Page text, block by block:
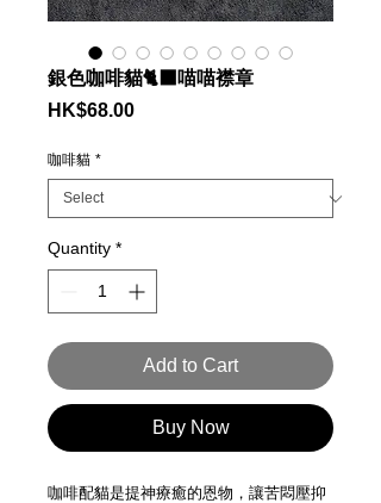
銀色咖啡貓🐈‍⬛喵喵襟章
HK$68.00Price
咖啡貓 *
Quantity *
Add to Cart
Buy Now
咖啡配貓是提神療癒的恩物，讓苦悶壓抑